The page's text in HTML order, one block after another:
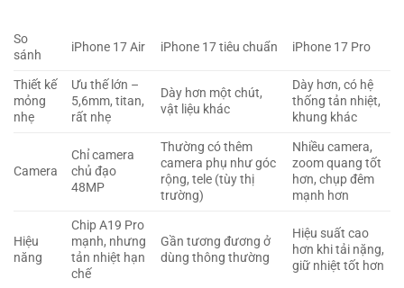
So
sánh
iPhone 17 Air iPhone 17 tiêu chuẩn iPhone 17 Pro
Thiết kế
mỏng
nhẹ
Ưu thế lớn –
5,6mm, titan,
rất nhẹ
Dày hơn một chút,
vật liệu khác
Dày hơn, có hệ
thống tản nhiệt,
khung khác
Camera
Chỉ camera
chủ đạo
48MP
Thường có thêm
camera phụ như góc
rộng, tele (tùy thị
trường)
Nhiều camera,
zoom quang tốt
hơn, chụp đêm
mạnh hơn
Hiệu
năng
Chip A19 Pro
mạnh, nhưng
tản nhiệt hạn
chế
Gần tương đương ở
dùng thông thường
Hiệu suất cao
hơn khi tải nặng,
giữ nhiệt tốt hơn